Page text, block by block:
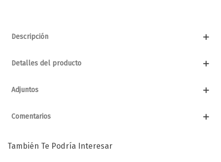
Descripción
Detalles del producto
Adjuntos
Comentarios
También Te Podría Interesar